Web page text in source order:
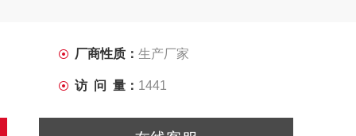
厂商性质： 生产厂家
访 问 量： 1441